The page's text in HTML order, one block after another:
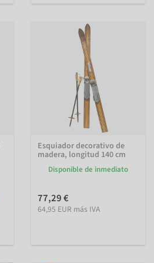
Esquiador decorativo de
madera, longitud 140 cm
Disponible de inmediato
77,29 €
64,95 EUR más IVA